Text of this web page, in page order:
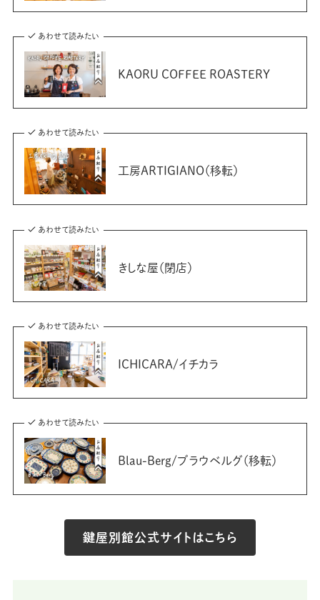
あわせて読みたい
KAORU COFFEE ROASTERY
あわせて読みたい
工房ARTIGIANO（移転）
あわせて読みたい
きしな屋（閉店）
あわせて読みたい
ICHICARA/イチカラ
あわせて読みたい
Blau-Berg/ブラウベルグ（移転）
鍵屋別館公式サイトはこちら